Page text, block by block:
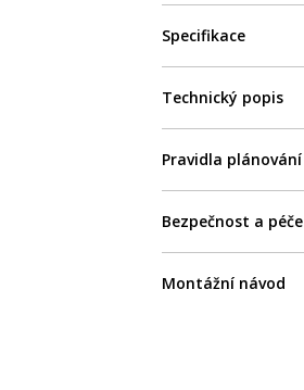
Specifikace
Technický popis
Pravidla plánování
Bezpečnost a péče
Montážní návod